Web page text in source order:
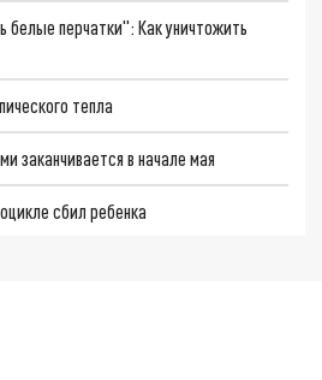
белые перчатки": Как уничтожить
тепла
заканчивается в начале мая
сбил ребенка